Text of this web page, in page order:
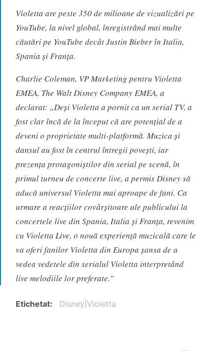
Violetta are peste 350 de milioane de vizualizări pe
YouTube, la nivel global, înregistrând mai multe
căutări pe YouTube decât Justin Bieber în Italia,
Spania și Franța.
Charlie Coleman, VP Marketing pentru Violetta
EMEA, The Walt Disney Company EMEA, a
declarat: „Deși Violetta a pornit ca un serial TV, a
fost clar încă de la început că are potențial de a
deveni o proprietate multi-platformă. Muzica și
dansul au fost în centrul întregii povești, iar
prezența protagoniștilor din serial pe scenă, în
primul turneu de concerte live, a permis Disney să
aducă universul Violetta mai aproape de fani. Ca
urmare a reacțiilor covârșitoare ale publicului la
concertele live din Spania, Italia și Franța, revenim
cu Violetta Live, o nouă experiență muzicală care le
va oferi fanilor Violetta din Europa șansa de a
vedea vedetele din serialul Violetta interpretând
live melodiile lor preferate.”
Etichetat Disney|Violetta